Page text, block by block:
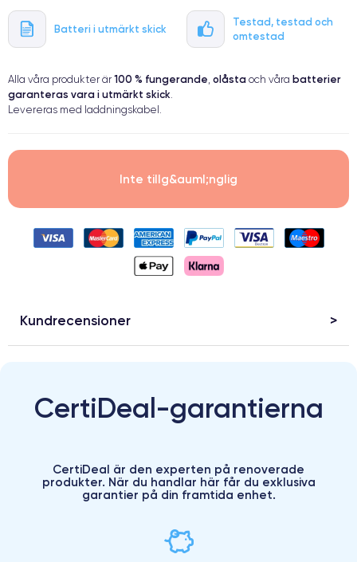
Batteri i utmärkt skick
Testad, testad och
omtestad
● Endast 5% av våra telefoner har premiumklassning
Alla våra produkter är 100 % fungerande olåsta och våra batterier
garanteras vara i utmärkt skick
Levereras med laddningskabel.
Inte tillg&auml;nglig
Kundrecensioner
CertiDeal-garantierna
CertiDeal är den experten på renoverade
produkter. När du handlar här får du exklusiva
garantier på din framtida enhet.